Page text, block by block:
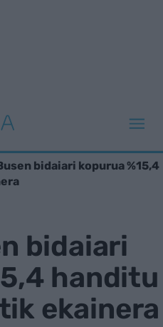
bidaiari kopurua %15,4
bidaiari
handitu
ekainera